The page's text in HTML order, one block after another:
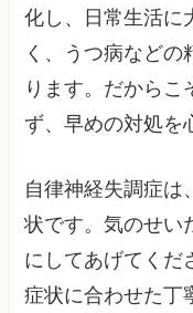
化し、日常生活に
く、うつ病などの
ります。だからこ
ず、早めの対処を
自律神経失調症は
状です。気のせい
にしてあげてくだ
症状に合わせた丁